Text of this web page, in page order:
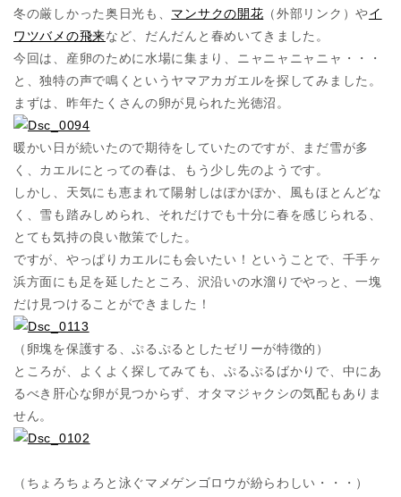
冬の厳しかった奥日光も、 マンサクの開花 （外部リンク）やイ
ワツバメの飛来など、だんだんと春めいてきました。
今回は、産卵のために水場に集まり、ニャニャニャニャ・・・
と、独特の声で鳴くというヤマアカガエルを探してみました。
まずは、昨年たくさんの卵が見られた光徳沼。
暖かい日が続いたので期待をしていたのですが、まだ雪が多
く、カエルにとっての春は、もう少し先のようです。
しかし、天気にも恵まれて陽射しはぽかぽか、風もほとんどな
く、雪も踏みしめられ、それだけでも十分に春を感じられる、
とても気持の良い散策でした。
ですが、やっぱりカエルにも会いたい！ということで、千手ヶ
浜方面にも足を延したところ、沢沿いの水溜りでやっと、一塊
だけ見つけることができました！
（卵塊を保護する、ぷるぷるとしたゼリーが特徴的）
ところが、よくよく探してみても、ぷるぷるばかりで、中にあ
るべき肝心な卵が見つからず、オタマジャクシの気配もありま
せん。
（ちょろちょろと泳ぐマメゲンゴロウが紛らわしい・・・）